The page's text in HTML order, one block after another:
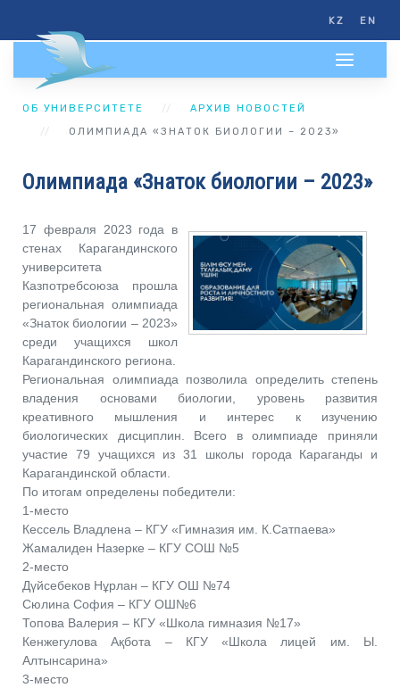
KZ EN
ОБ УНИВЕРСИТЕТЕ
АРХИВ НОВОСТЕЙ
ОЛИМПИАДА «ЗНАТОК БИОЛОГИИ – 2023»
Олимпиада «Знаток биологии – 2023»
17 февраля 2023 года в
стенах Карагандинского
университета
Казпотребсоюза прошла
региональная олимпиада
«Знаток биологии – 2023»
среди учащихся школ
Карагандинского региона.
Региональная олимпиада позволила определить степень
владения основами биологии, уровень развития
креативного мышления и интерес к изучению
биологических дисциплин. Всего в олимпиаде приняли
участие 79 учащихся из 31 школы города Караганды и
Карагандинской области.
По итогам определены победители:
1-место
Кессель Владлена – КГУ «Гимназия им. К.Сатпаева»
Жамалиден Назерке – КГУ СОШ №5
2-место
Дүйсебеков Нұрлан – КГУ ОШ №74
Сюлина София – КГУ ОШ№6
Топова Валерия – КГУ «Школа гимназия №17»
Кенжегулова Ақбота – КГУ «Школа лицей им. Ы.
Алтынсарина»
3-место